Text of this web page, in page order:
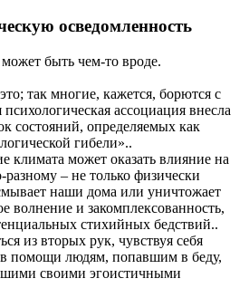
осведомленность
быть чем-то вроде.
так многие, кажется, борются с
ассоциация внесла
состояний, определяемых как
гибели»..
климата может оказать влияние на
– не только физически
наши дома или уничтожает
волнение и закомплексованность,
стихийных бедствий..
из вторых рук, чувствуя себя
помощи людям, попавшим в беду,
своими эгоистичными